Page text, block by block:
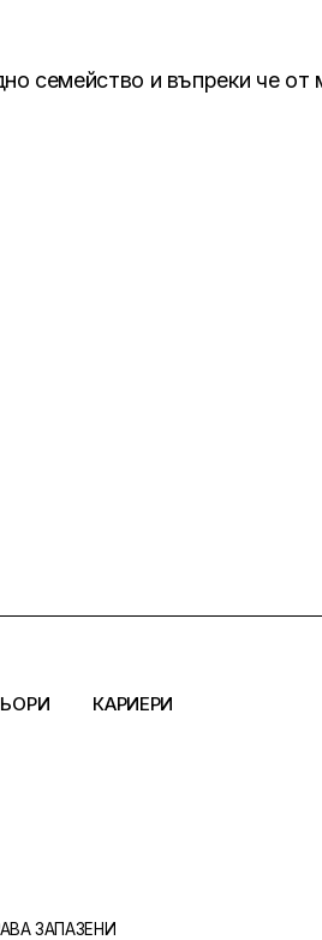
семейство и въпреки че от
КАРИЕРИ
ЗАПАЗЕНИ